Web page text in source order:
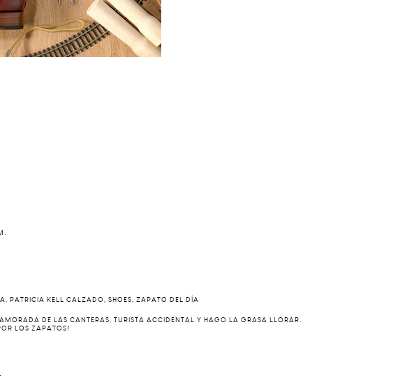
, PATRICIA KELL CALZADO, SHOES, ZAPATO DEL DÍA
DE LAS CANTERAS, TURISTA ACCIDENTAL Y HAGO LA GRASA LLORAR.
LOS ZAPATOS!